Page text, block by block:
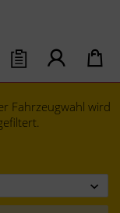
Fahrzeugwahl wird